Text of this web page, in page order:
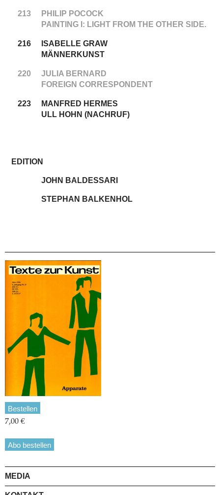
213
PHILIP POCOCK
PAINTING I: LIGHT FROM THE OTHER SIDE.
216
ISABELLE GRAW
MÄNNERKUNST
220
JULIA BERNARD
FOREIGN CORRESPONDENT
223
MANFRED HERMES
ULL HOHN (NACHRUF)
EDITION
JOHN BALDESSARI
STEPHAN BALKENHOL
Bestellen
7,00 €
Abo bestellen
MEDIA